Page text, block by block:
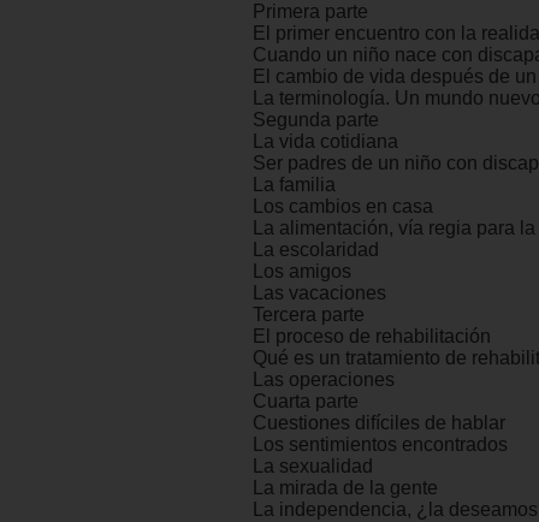
Primera parte
El primer encuentro con la
Cuando un niño nace con
El cambio de vida después de
La terminología. Un mundo
Segunda parte
La vida cotidiana
Ser padres de un niño con
La familia
Los cambios en casa
La alimentación, vía regia para
La escolaridad
Los amigos
Las vacaciones
Tercera parte
El proceso de rehabilitación
Qué es un tratamiento de
Las operaciones
Cuarta parte
Cuestiones difíciles de hablar
Los sentimientos encontrados
La sexualidad
La mirada de la gente
La independencia, ¿la